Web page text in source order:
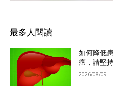
最多人閱讀
如何降低
癌，請堅
2026/08/09